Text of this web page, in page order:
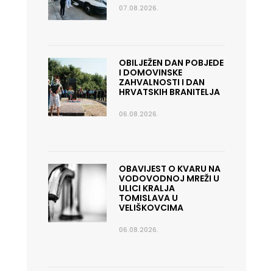
07.08.2026.
OBILJEŽEN DAN POBJEDE
I DOMOVINSKE
ZAHVALNOSTI I DAN
HRVATSKIH BRANITELJA
06.08.2026.
OBAVIJEST O KVARU NA
VODOVODNOJ MREŽI U
ULICI KRALJA
TOMISLAVA U
VELIŠKOVCIMA
06.08.2026.